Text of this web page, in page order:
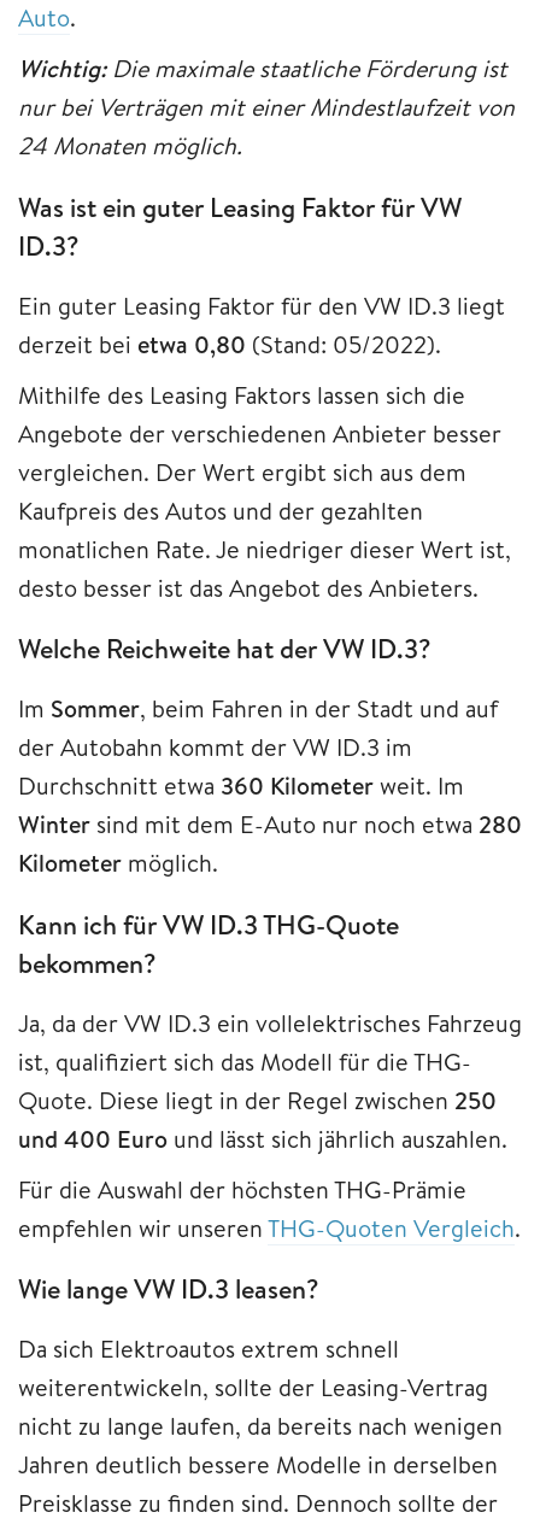
Auto.
Wichtig: Die maximale staatliche Förderung ist
nur bei Verträgen mit einer Mindestlaufzeit von
24 Monaten möglich.
Was ist ein guter Leasing Faktor für VW
ID.3?
Ein guter Leasing Faktor für den VW ID.3 liegt
derzeit bei etwa 0,80 (Stand: 05/2022).
Mithilfe des Leasing Faktors lassen sich die
Angebote der verschiedenen Anbieter besser
vergleichen. Der Wert ergibt sich aus dem
Kaufpreis des Autos und der gezahlten
monatlichen Rate. Je niedriger dieser Wert ist,
desto besser ist das Angebot des Anbieters.
Welche Reichweite hat der VW ID.3?
Im Sommer, beim Fahren in der Stadt und auf
der Autobahn kommt der VW ID.3 im
Durchschnitt etwa 360 Kilometerweit. Im
Winter sind mit dem E-Auto nur noch etwa 280
Kilometer möglich.
Kann ich für VW ID.3 THG-Quote
bekommen?
Ja, da der VW ID.3 ein vollelektrisches Fahrzeug
ist, qualifiziert sich das Modell für die THG-
Quote. Diese liegt in der Regel zwischen 250
und 400 Euro und lässt sich jährlich auszahlen.
Für die Auswahl der höchsten THG-Prämie
empfehlen wir unserenTHG-Quoten Vergleich.
Wie lange VW ID.3 leasen?
Da sich Elektroautos extrem schnell
weiterentwickeln, sollte der Leasing-Vertrag
nicht zu lange laufen, da bereits nach wenigen
Jahren deutlich bessere Modelle in derselben
Preisklasse zu finden sind. Dennoch sollte der